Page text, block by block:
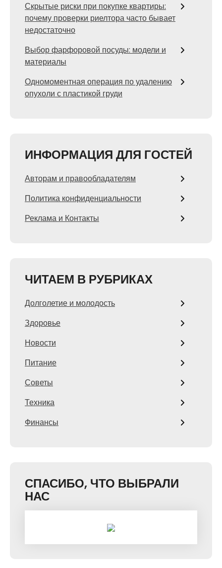
Скрытые риски при покупке квартиры:
почему проверки риелтора часто бывает
недостаточно
Выбор фарфоровой посуды: модели и
материалы
Одномоментная операция по удалению
опухоли с пластикой груди
ИНФОРМАЦИЯ ДЛЯ ГОСТЕЙ
Авторам и правообладателям
Политика конфиденциальности
Реклама и Контакты
ЧИТАЕМ В РУБРИКАХ
Долголетие и молодость
Здоровье
Новости
Питание
Советы
Техника
Финансы
СПАСИБО, ЧТО ВЫБРАЛИ
НАС